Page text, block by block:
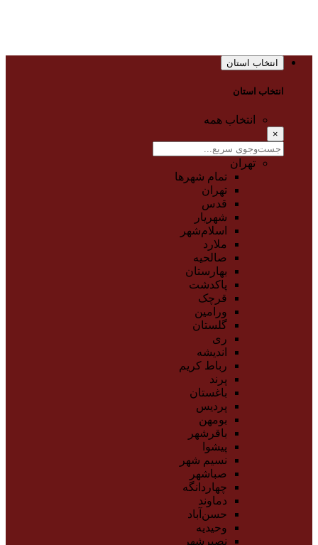
انتخاب استان
انتخاب استان
انتخاب همه
×
تهران
تمام شهر‌ها
تهران
قدس
شهریار
اسلام‌شهر
ملارد
صالحیه
بهارستان
پاکدشت
قرچک
ورامین
گلستان
ری
اندیشه
رباط کریم
پرند
باغستان
پردیس
بومهن
باقرشهر
پیشوا
نسیم شهر
صباشهر
چهاردانگه
دماوند
حسن‌آباد
وحیدیه
نصیرشهر